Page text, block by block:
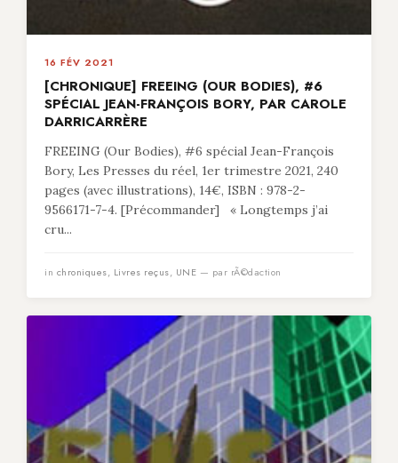
16 FÉV 2021
[CHRONIQUE] FREEING (OUR BODIES), #6
SPÉCIAL JEAN-FRANÇOIS BORY, PAR CAROLE
DARRICARRÈRE
FREEING (Our Bodies), #6 spécial Jean-François
Bory, Les Presses du réel, 1er trimestre 2021, 240
pages (avec illustrations), 14€, ISBN : 978-2-
9566171-7-4. [Précommander] « Longtemps j’ai
cru...
in chroniques, Livres reçus, UNE — par rÃ©daction